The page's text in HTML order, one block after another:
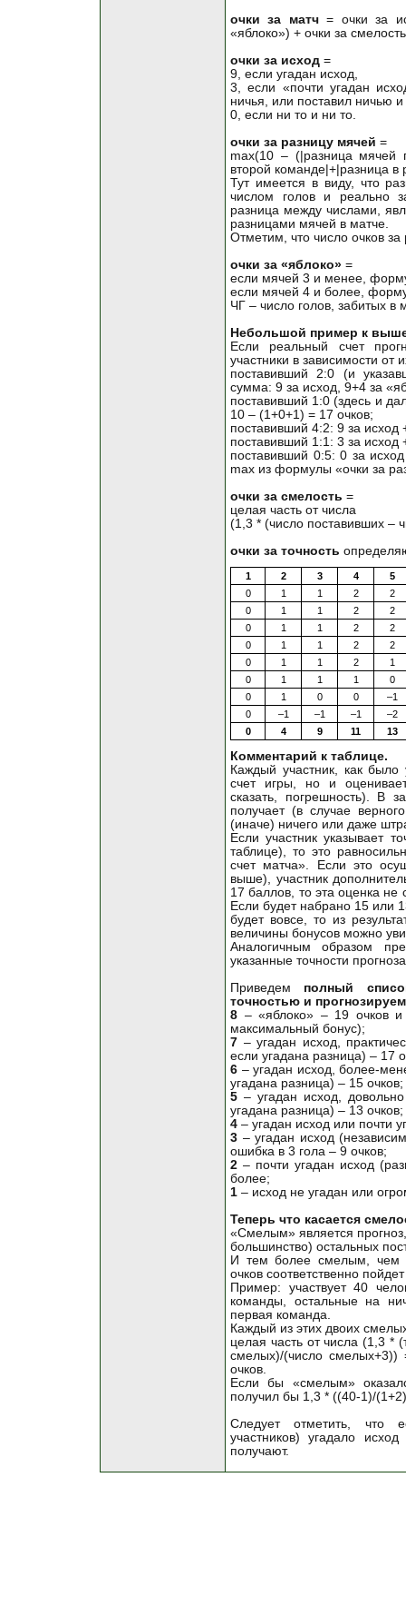
очки за матч= очки за
«яблоко») + очки за
очки за исход =
9, если угадан исход,
3, если «почти угадан
ничья, или поставил ничью
0, если ни то и ни то.
очки за разницу мячей =
max(10 – (|разница мячей
второй команде|+|разница в
Тут имеется в виду, что
числом голов и реально
разница между числами,
разницами мячей в матче.
Отметим, что число очков за
очки за «яблоко» =
если мячей 3 и менее,
если мячей 4 и более,
ЧГ – число голов, забитых в
Небольшой пример к
Если реальный счет
участники в зависимости от
поставивший 2:0 (и
сумма: 9 за исход, 9+4 за
поставивший 1:0 (здесь и
10 – (1+0+1) = 17 очков;
поставивший 4:2: 9 за исход
поставивший 1:1: 3 за исход
поставивший 0:5: 0 за
max из формулы «очки за
очки за смелость =
целая часть от числа
(1,3 * (число поставивших –
очки за точность
1 2 3 4
5
0
1 1 2
2
0
1 1 2
2
0
1 1 2
2
0
1 1 2
2
0
1 1 2
1
0
1 1 1
0
0
1 0 0
–1
0
–1 –1 –1
–2
0
4 9 11 13
Комментарий к таблице.
Каждый участник, как
счет игры, но и
сказать, погрешность). В
получает (в случае
(иначе) ничего или даже
Если участник указывает
таблице), то это
счет матча». Если это
выше), участник
17 баллов, то эта оценка не
Если будет набрано 15 или
будет вовсе, то из
величины бонусов можно
Аналогичным образом
указанные точности
Приведем полный
точностью и
8 – «яблоко» – 19 очков и
максимальный бонус);
7 – угадан исход,
если угадана разница) – 17
6 – угадан исход, более-
угадана разница) – 15 очков;
5 – угадан исход,
угадана разница) – 13 очков;
4 – угадан исход или почти
3 – угадан исход
ошибка в 3 гола – 9 очков;
2 – почти угадан исход
более;
1 – исход не угадан или
Теперь что касается
«Смелым» является
большинство) остальных
И тем более смелым, чем
очков соответственно
Пример: участвует 40
команды, остальные на
первая команда.
Каждый из этих двоих
целая часть от числа (1,3 *
смелых)/(число
очков.
Если бы «смелым»
получил бы 1,3 * ((40-1)/
Следует отметить, что
участников) угадало
получают.